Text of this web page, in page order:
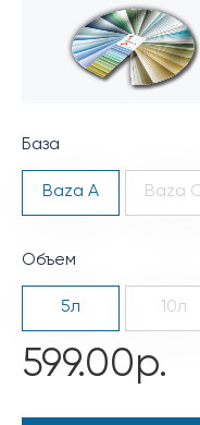
599.00р.
База
Baza A Baza
Объем
5л 10л